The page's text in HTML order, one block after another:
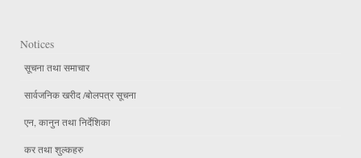
Notices
सूचना तथा समाचार
सार्वजनिक खरीद /बोलपत्र सूचना
एन, कानुन तथा निर्देशिका
कर तथा शुल्कहरु